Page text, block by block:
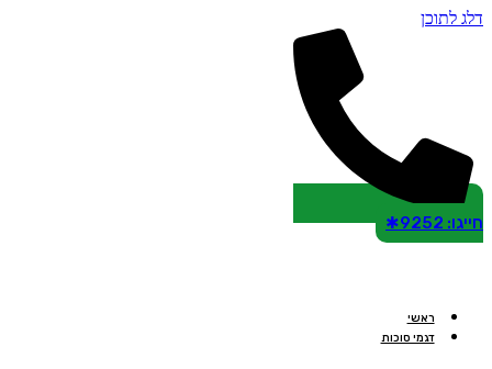
דלג לתוכן
חייגו: 9252✱
ראשי
דגמי סוכות